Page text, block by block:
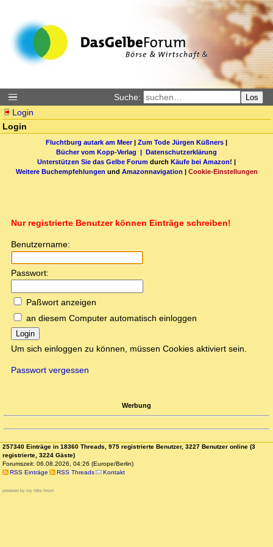
Suche: Los
Login
Login
Fluchtburg autark am Meer| Zum Tode Jürgen Küßners |
Bücher vom Kopp-Verlag | Datenschutzerklärung
Unterstützen Sie das Gelbe Forum durch Käufe bei Amazon! |
Weitere Buchempfehlungen und Amazonnavigation | Cookie-Einstellungen
Nur registrierte Benutzer können Einträge schreiben!
Benutzername:
Passwort:
Paßwort anzeigen
an diesem Computer automatisch einloggen
Login
Um sich einloggen zu können, müssen Cookies aktiviert sein.
Passwort vergessen
Werbung
257340 Einträge in 18360 Threads, 975 registrierte Benutzer, 3227 Benutzer online (3
registrierte, 3224 Gäste)
Forumszeit: 06.08.2026, 04:26 (Europe/Berlin)
RSS Einträge
RSS Threads Kontakt
powered by my little forum